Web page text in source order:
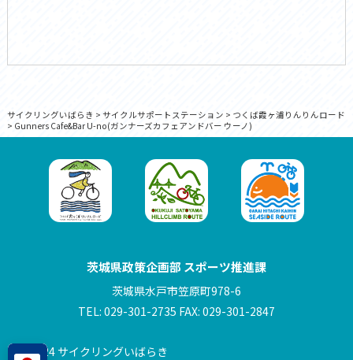
サイクリングいばらき > サイクルサポートステーション > つくば霞ヶ浦りんりんロード
> Gunners Cafe&Bar U-no(ガンナーズカフェアンドバー ウーノ)
茨城県政策企画部 スポーツ推進課
茨城県水戸市笠原町978-6
TEL: 029-301-2735 FAX: 029-301-2847
© 2024 サイクリングいばらき